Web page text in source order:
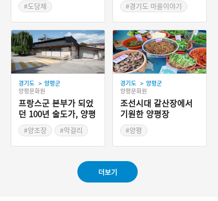
#도당제
#양평 마을신앙
샘을 하나의 신격으로 좌정
하여 모셨다는 것이다. 다른
마을 제의에서도 샘은 중요
한 제의의 대상이지만 이곳
에서는 하나의 신격으로 좌
정하고 있다는 점에서 지역
적 특색을 반영하는 각별한
모습이라고 할 수 있다.
#경기도 마을이야기
경기도 > 양평군
양평문화원
프랑스군 본부가 되었
던 100년 술도가, 양평
지평양조장
#양조장
#막걸리
경기도 > 양평군
양평문화원
조선시대 갈산장에서
기원한 양평장
#양평
더보기